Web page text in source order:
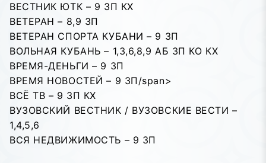
ВЕСТНИК ЮТК – 9 ЗП КХ
ВЕТЕРАH – 8,9 ЗП
ВЕТЕРАН СПОРТА КУБАНИ – 9 ЗП
ВОЛЬНАЯ КУБАНЬ – 1,3,6,8,9 АБ ЗП КО КХ
ВРЕМЯ-ДЕНЬГИ – 9 ЗП
ВРЕМЯ НОВОСТЕЙ – 9 ЗП/span>
ВСЁ ТВ – 9 ЗП КХ
ВУЗОВСКИЙ ВЕСТНИК / ВУЗОВСКИЕ ВЕСТИ –
1,4,5,6
ВСЯ НЕДВИЖИМОСТЬ – 9 ЗП